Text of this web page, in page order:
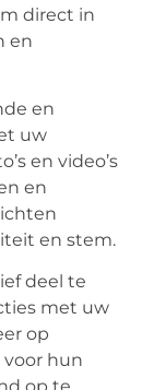
direct in
en
en
uw
en video’s
en
en stem.
deel te
met uw
op
hun